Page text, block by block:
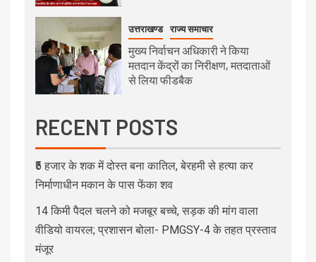
उत्तराखण्ड राज्य समाचार
मुख्य निर्वाचन अधिकारी ने किया
मतदान केंद्रों का निरीक्षण, मतदाताओं
से लिया फीडबैक
RECENT POSTS
₹5 हजार के शक में दोस्त बना कातिल, बेरहमी से हत्या कर
निर्माणाधीन मकान के पास फेंका शव
14 किमी पैदल चलने को मजबूर बच्चे, सड़क की मांग वाला
वीडियो वायरल; प्रशासन बोला- PMGSY-4 के तहत प्रस्ताव
मंजूर